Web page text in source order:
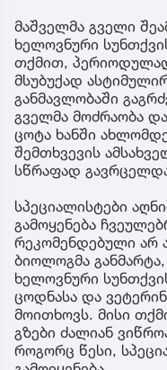
მაშველმა გველი
ხელოვნური
თქმით,
მსუბუქად
განმავლობაში
გველმა მოძრაობა
ცოტა ხანში
შემთხვევის
სწრაფად
სპეციალისტები
გამოყენება
რეკომენდებული არ
ბიოლოგმა
ხელოვნური
ცოდნასა და
მოითხოვს. მისი
გზები ძალიან
როგორც წესი,